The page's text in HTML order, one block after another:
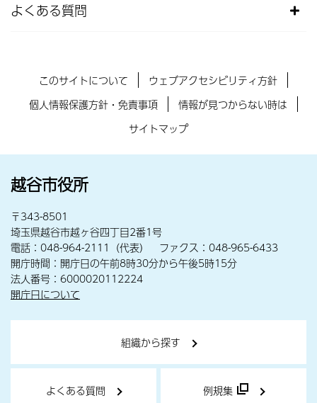
よくある質問
このサイトについて
ウェブアクセシビリティ方針
個人情報保護方針・免責事項
情報が見つからない時は
サイトマップ
越谷市役所
〒343-8501
埼玉県越谷市越ヶ谷四丁目2番1号
電話：048-964-2111（代表） ファクス：048-965-6433
開庁時間：開庁日の午前8時30分から午後5時15分
法人番号：6000020112224
開庁日について
組織から探す
よくある質問 例規集